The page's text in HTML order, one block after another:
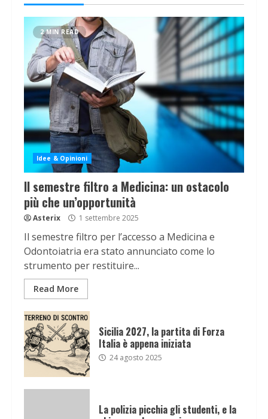
2 MIN READ
Idee & Opinioni
Il semestre filtro a Medicina: un ostacolo
più che un’opportunità
Asterix 1 settembre 2025
Il semestre filtro per l’accesso a Medicina e
Odontoiatria era stato annunciato come lo
strumento per restituire...
Read More
Sicilia 2027, la partita di Forza
Italia è appena iniziata
24 agosto 2025
La polizia picchia gli studenti, e la